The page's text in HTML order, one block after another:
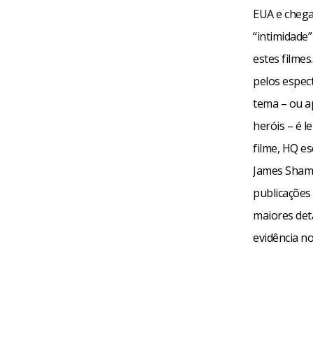
EUA e
estes
pelos
tema – ou
heróis – é
filme, HQ
James
maiores
evidência